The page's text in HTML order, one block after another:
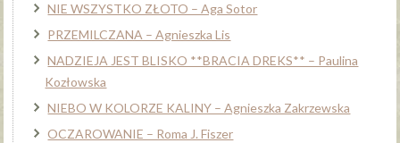
NIE WSZYSTKO ZŁOTO – Aga Sotor
PRZEMILCZANA – Agnieszka Lis
NADZIEJA JEST BLISKO **BRACIA DREKS** – Paulina
Kozłowska
NIEBO W KOLORZE KALINY – Agnieszka Zakrzewska
OCZAROWANIE – Roma J. Fiszer